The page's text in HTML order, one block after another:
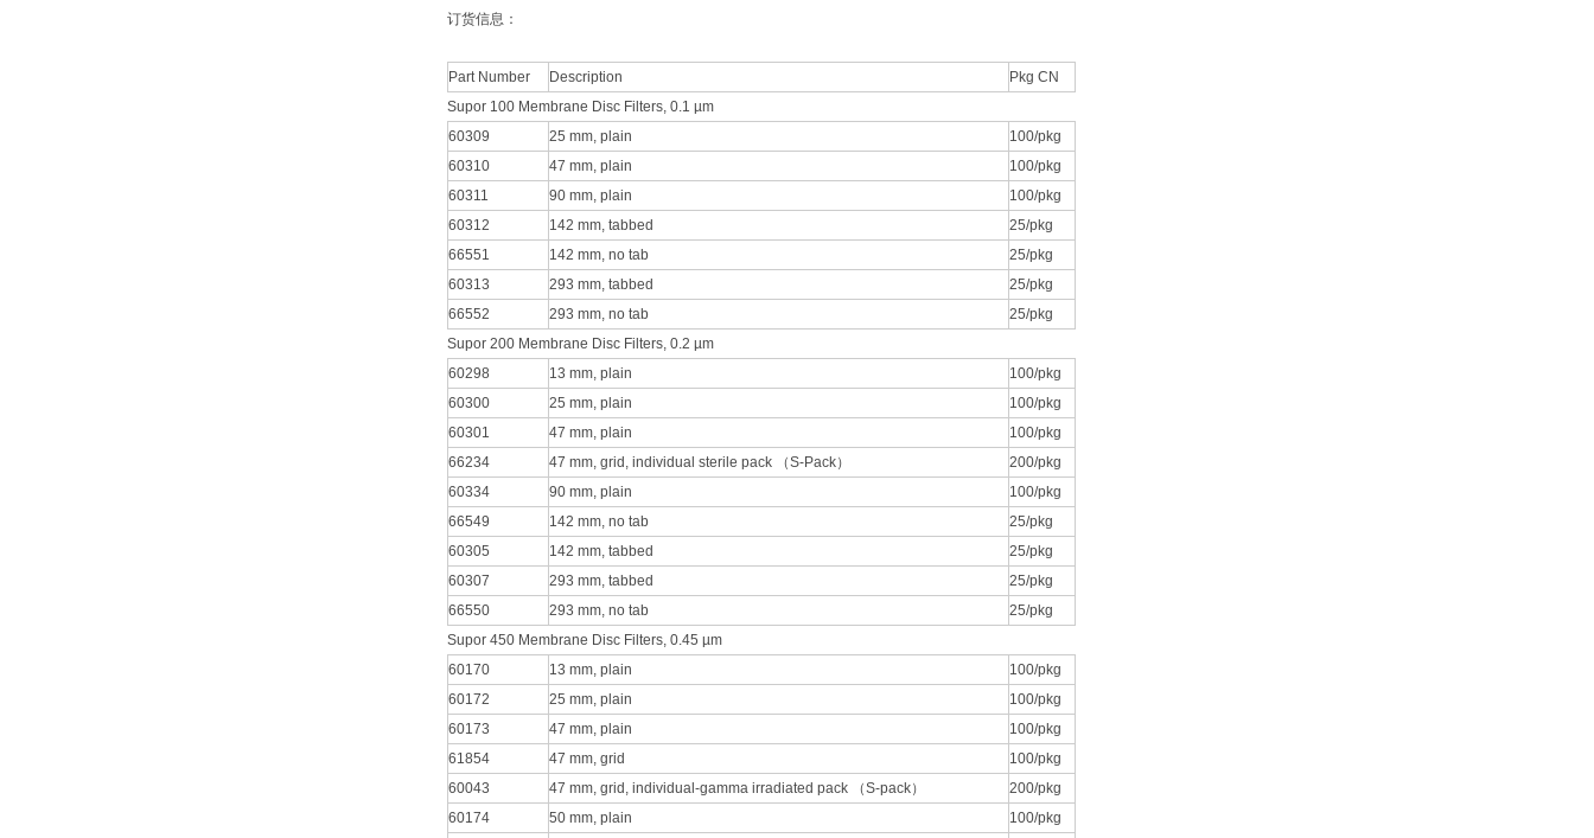
订货信息：
Part Number Description
Pkg CN
Supor 100 Membrane Disc Filters, 0.1 µm
60309
25 mm, plain
100/pkg
60310
47 mm, plain
100/pkg
60311
90 mm, plain
100/pkg
60312
142 mm, tabbed
25/pkg
66551
142 mm, no tab
25/pkg
60313
293 mm, tabbed
25/pkg
66552
293 mm, no tab
25/pkg
Supor 200 Membrane Disc Filters, 0.2 µm
60298
13 mm, plain
100/pkg
60300
25 mm, plain
100/pkg
60301
47 mm, plain
100/pkg
66234
47 mm, grid, individual sterile pack （S-Pack）
200/pkg
60334
90 mm, plain
100/pkg
66549
142 mm, no tab
25/pkg
60305
142 mm, tabbed
25/pkg
60307
293 mm, tabbed
25/pkg
66550
293 mm, no tab
25/pkg
Supor 450 Membrane Disc Filters, 0.45 µm
60170
13 mm, plain
100/pkg
60172
25 mm, plain
100/pkg
60173
47 mm, plain
100/pkg
61854
47 mm, grid
100/pkg
60043
47 mm, grid, individual-gamma irradiated pack （S-pack）
200/pkg
60174
50 mm, plain
100/pkg